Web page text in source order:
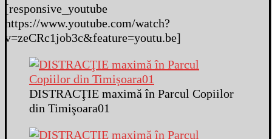
[responsive_youtube
https://www.youtube.com/watch?
v=zeCRc1job3c&feature=youtu.be]
DISTRACŢIE maximă în Parcul Copiilor
din Timişoara01